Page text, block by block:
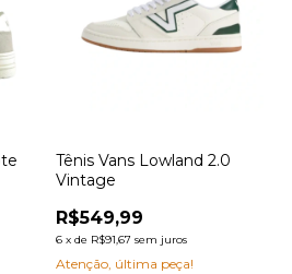
Tênis Vans Lowland 2.0
Vintage
R$549,99
6 x de R$91,67 sem juros
Atenção, última peça!